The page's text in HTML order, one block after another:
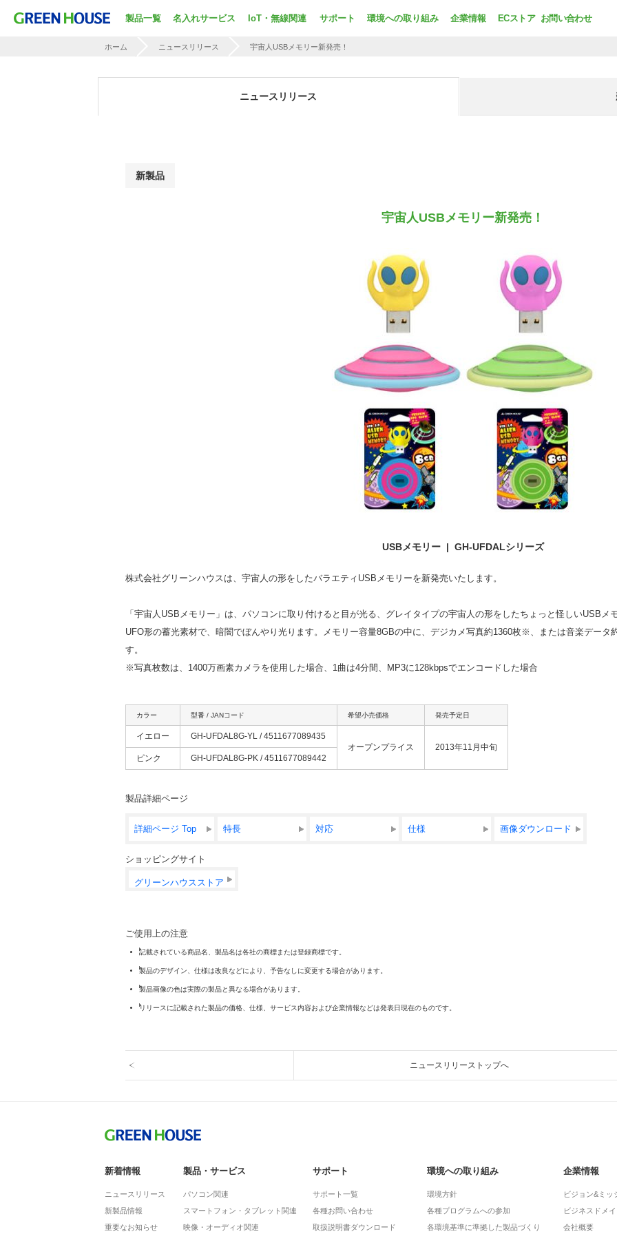
製品一覧 名入れサービス IoT・無線関連 サポート 環境への取り組み 企業情報 ECストア お問い合わせ
ホーム ニュースリリース 宇宙人USBメモリー新発売！
ニュースリリース
新製品
宇宙人USBメモリー新発売！
USBメモリー | GH-UFDALシリーズ
株式会社グリーンハウスは、宇宙人の形をしたバラエティUSBメモリーを新発売いたします。
「宇宙人USBメモリー」は、パソコンに取り付けると目が光る、グレイタイプの宇宙人の形をしたちょっと怪しいUSBメ
UFO形の蓄光素材で、暗闇でぼんやり光ります。メモリー容量8GBの中に、デジカメ写真約1360枚※ 、または音楽データ
す。
※写真枚数は、1400万画素カメラを使用した場合、1曲は4分間、MP3に128kbpsでエンコードした場合
カラー 型番 / JANコード 希望小売価格 発売予定日
イエロー
GH-UFDAL8G-YL / 4511677089435
オープンプライス
2013年11月中旬
ピンク
GH-UFDAL8G-PK / 4511677089442
製品詳細ページ
詳細ページ Top 特長 対応 仕様 画像ダウンロード
ショッピングサイト
グリーンハウスストア
ご使用上の注意
記載されている商品名、製品名は各社の商標または登録商標です。
製品のデザイン、仕様は改良などにより、予告なしに変更する場合があります。
製品画像の色は実際の製品と異なる場合があります。
リリースに記載された製品の価格、仕様、サービス内容および企業情報などは発表日現在のものです。
ニュースリリーストップへ
新着情報
ニュースリリース
新製品情報
重要なお知らせ
製品・サービス
パソコン関連
スマートフォン・タブレット関連
映像・オーディオ関連
サポート
サポート一覧
各種お問い合わせ
取扱説明書ダウンロード
環境への取り組み
環境方針
各種プログラムへの参加
各環境基準に準拠した製品づくり
企業情報
ビジョン&ミッ
ビジネスドメ
会社概要